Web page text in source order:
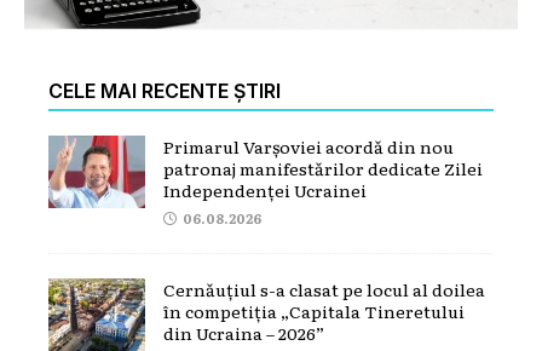
CELE MAI RECENTE ȘTIRI
Primarul Varșoviei acordă din nou
patronaj manifestărilor dedicate Zilei
Independenței Ucrainei
06.08.2026
Cernăuțiul s-a clasat pe locul al doilea
în competiția „Capitala Tineretului
din Ucraina – 2026”